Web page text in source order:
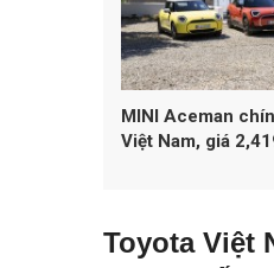
MINI Aceman
Việt Nam, giá
Toyota Việt